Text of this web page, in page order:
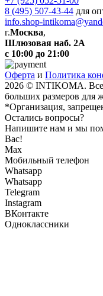
8 (495) 507-43-44 для
info.shop-
г.Москва,
Шлюзовая наб. 2А
с 10:00 до 21:00
Оферта и Политика
2026 © INTIKOMA.
больших размеров для
*Организация,
Остались вопросы?
Напишите нам и мы
Вас!
Max
Мобильный телефон
Whatsapp
Whatsapp
Telegram
Instagram
ВКонтакте
Одноклассники